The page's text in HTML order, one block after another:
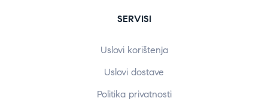
SERVISI
Uslovi korištenja
Uslovi dostave
Politika privatnosti